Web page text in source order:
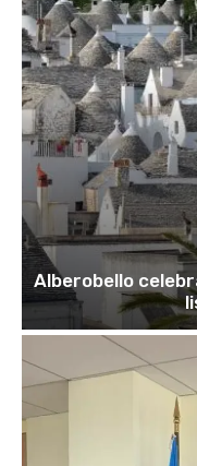
Alberobello